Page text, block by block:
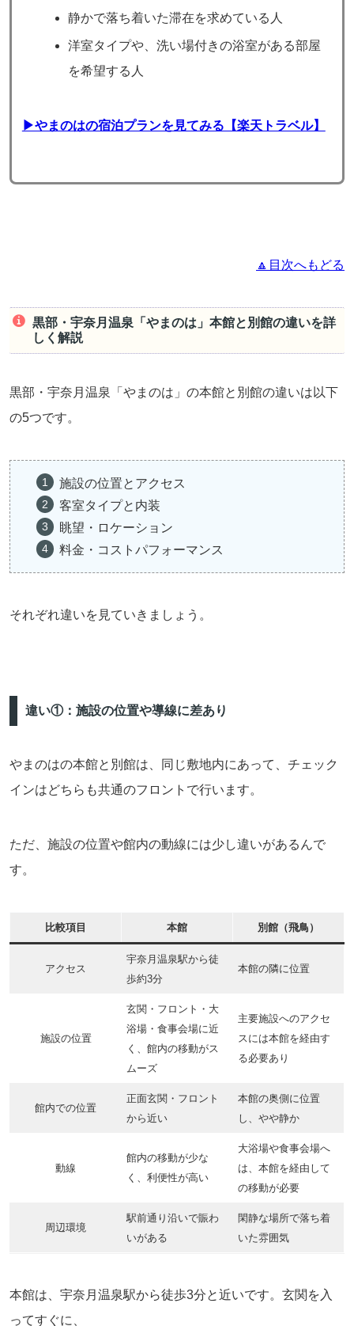
静かで落ち着いた滞在を求めている人
洋室タイプや、洗い場付きの浴室がある部屋
を希望する人
▶やまのはの宿泊プランを見てみる【楽天トラベル】
🔼目次へもどる
黒部・宇奈月温泉「やまのは」本館と別館の違いを詳
しく解説
黒部・宇奈月温泉「やまのは」の本館と別館の違いは以下
の5つです。
施設の位置とアクセス
客室タイプと内装
眺望・ロケーション
料金・コストパフォーマンス
それぞれ違いを見ていきましょう。
違い①：施設の位置や導線に差あり
やまのはの本館と別館は、同じ敷地内にあって、チェック
インはどちらも共通のフロントで行います。
ただ、施設の位置や館内の動線には少し違いがあるんで
す。
比較項目 本館 別館（飛鳥）
アクセス
宇奈月温泉駅から徒
歩約3分
本館の隣に位置
施設の位置
玄関・フロント・大
浴場・食事会場に近
く、館内の移動がス
ムーズ
主要施設へのアクセ
スには本館を経由す
る必要あり
館内での位置
正面玄関・フロント
から近い
本館の奥側に位置
し、やや静か
動線
館内の移動が少な
く、利便性が高い
大浴場や食事会場へ
は、本館を経由して
の移動が必要
周辺環境
駅前通り沿いで賑わ
いがある
閑静な場所で落ち着
いた雰囲気
本館は、宇奈月温泉駅から徒歩3分と近いです。玄関を入
ってすぐに、